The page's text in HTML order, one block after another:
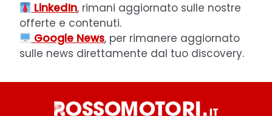
LinkedIn, rimani aggiornato sulle nostre
offerte e contenuti.
Google News, per rimanere aggiornato
sulle news direttamente dal tuo discovery.